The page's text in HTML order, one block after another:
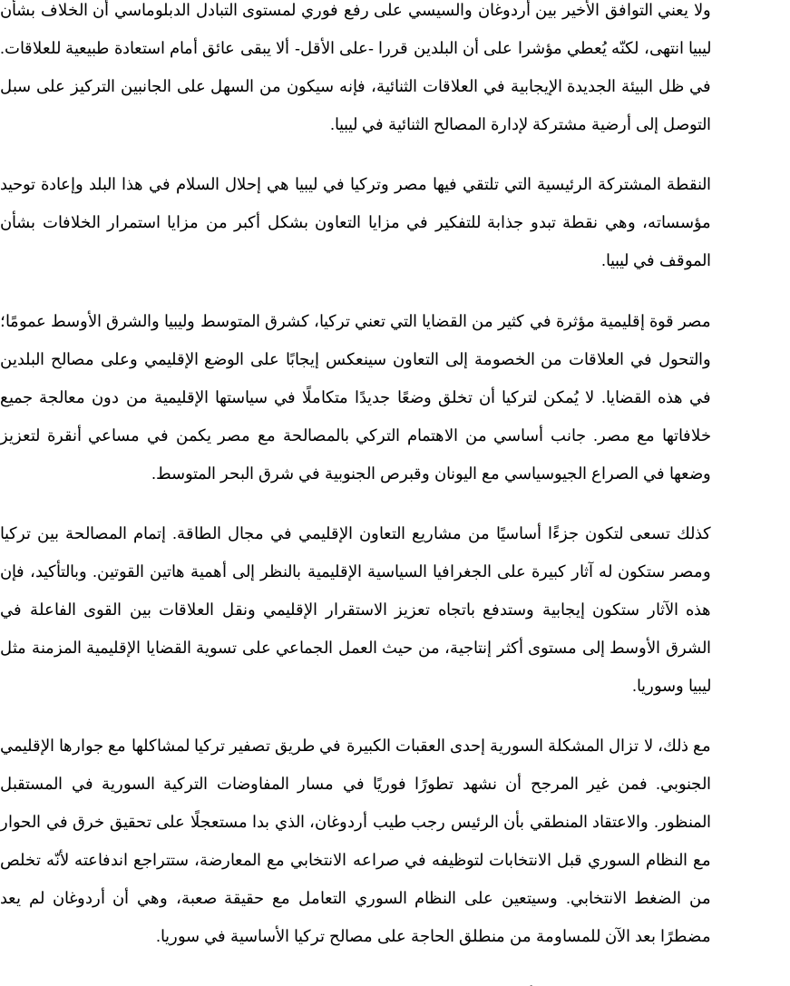
ولا يعني التوافق الأخير بين أردوغان والسيسي على رفع فوري لمستوى التبادل الدبلوماسي أن الخلاف بشأن
ليبيا انتهى، لكنّه يُعطي مؤشرا على أن البلدين قررا -على الأقل- ألا يبقى عائق أمام استعادة طبيعية للعلاقات.
في ظل البيئة الجديدة الإيجابية في العلاقات الثنائية، فإنه سيكون من السهل على الجانبين التركيز على سبل
التوصل إلى أرضية مشتركة لإدارة المصالح الثنائية في ليبيا.
النقطة المشتركة الرئيسية التي تلتقي فيها مصر وتركيا في ليبيا هي إحلال السلام في هذا البلد وإعادة توحيد
مؤسساته، وهي نقطة تبدو جذابة للتفكير في مزايا التعاون بشكل أكبر من مزايا استمرار الخلافات بشأن
الموقف في ليبيا.
مصر قوة إقليمية مؤثرة في كثير من القضايا التي تعني تركيا، كشرق المتوسط وليبيا والشرق الأوسط عمومًا؛
والتحول في العلاقات من الخصومة إلى التعاون سينعكس إيجابًا على الوضع الإقليمي وعلى مصالح البلدين
في هذه القضايا. لا يُمكن لتركيا أن تخلق وضعًا جديدًا متكاملًا في سياستها الإقليمية من دون معالجة جميع
خلافاتها مع مصر. جانب أساسي من الاهتمام التركي بالمصالحة مع مصر يكمن في مساعي أنقرة لتعزيز
وضعها في الصراع الجيوسياسي مع اليونان وقبرص الجنوبية في شرق البحر المتوسط.
كذلك تسعى لتكون جزءًا أساسيًا من مشاريع التعاون الإقليمي في مجال الطاقة. إتمام المصالحة بين تركيا
ومصر ستكون له آثار كبيرة على الجغرافيا السياسية الإقليمية بالنظر إلى أهمية هاتين القوتين. وبالتأكيد، فإن
هذه الآثار ستكون إيجابية وستدفع باتجاه تعزيز الاستقرار الإقليمي ونقل العلاقات بين القوى الفاعلة في
الشرق الأوسط إلى مستوى أكثر إنتاجية، من حيث العمل الجماعي على تسوية القضايا الإقليمية المزمنة مثل
ليبيا وسوريا.
مع ذلك، لا تزال المشكلة السورية إحدى العقبات الكبيرة في طريق تصفير تركيا لمشاكلها مع جوارها الإقليمي
الجنوبي. فمن غير المرجح أن نشهد تطورًا فوريًا في مسار المفاوضات التركية السورية في المستقبل
المنظور. والاعتقاد المنطقي بأن الرئيس رجب طيب أردوغان، الذي بدا مستعجلًا على تحقيق خرق في الحوار
مع النظام السوري قبل الانتخابات لتوظيفه في صراعه الانتخابي مع المعارضة، ستتراجع اندفاعته لأنّه تخلص
من الضغط الانتخابي. وسيتعين على النظام السوري التعامل مع حقيقة صعبة، وهي أن أردوغان لم يعد
مضطرًا بعد الآن للمساومة من منطلق الحاجة على مصالح تركيا الأساسية في سوريا.